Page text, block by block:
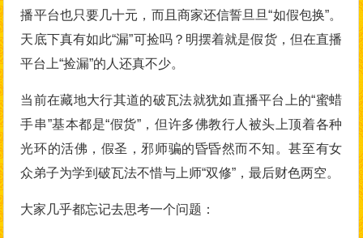
播平台也只要几十元，而且商家还信誓旦旦“如假包换”。
天底下真有如此“漏”可捡吗？明摆着就是假货，但在直播
平台上“捡漏”的人还真不少。
当前在藏地大行其道的破瓦法就犹如直播平台上的“蜜蜡
手串”基本都是“假货”，但许多佛教行人被头上顶着各种
光环的活佛，假圣，邪师骗的昏昏然而不知。甚至有女
众弟子为学到破瓦法不惜与上师“双修”，最后财色两空。
大家几乎都忘记去思考一个问题：